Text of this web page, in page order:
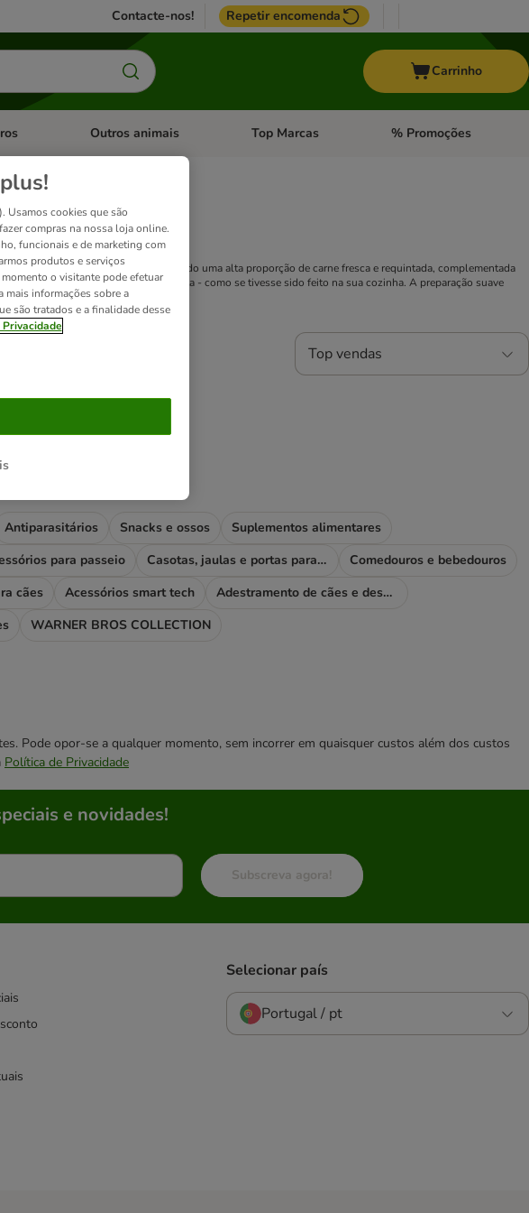
Contacte-nos! Repetir encomenda
Carrinho
de categoria: RoedoresAbrir menu de categoria: Pássaros
Outros animais Abrir menu de categoria: Outros animais
Top Marcas Abrir menu de categoria:
% Promoções
à fase da vida do seu cão, contendo uma alta proporção de carne fresca e requintada, complementada
é assim que o seu patudo gosta - como se tivesse sido feito na sua cozinha. A preparação suave
Top vendas
Antiparasitários Snacks e ossos
Suplementos alimentares
para passeio Casotas, jaulas e portas para cães
Comedouros e bebedouros
cães Acessórios smart tech
Adestramento de cães e desporto
WARNER BROS COLLECTION
Pode opor-se a qualquer momento, sem incorrer em quaisquer custos além dos custos
Política de Privacidade
e novidades!
Subscreva agora!
Selecionar país
Portugal / pt
cookies que são
compras na nossa loja online.
funcionais e de marketing com
produtos e serviços
o visitante pode efetuar
mais informações sobre a
são tratados e a finalidade desse